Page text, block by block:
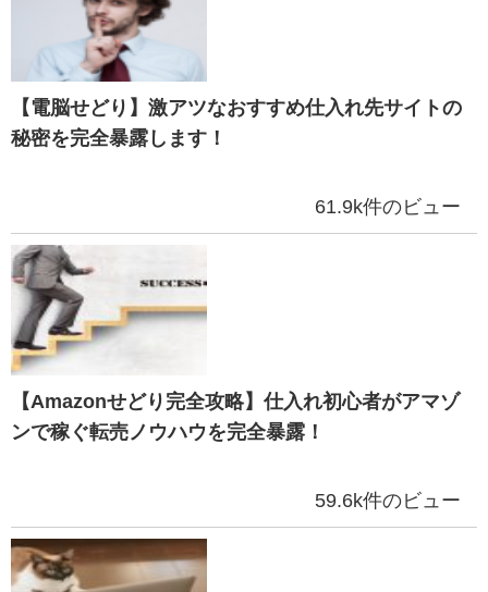
【電脳せどり】激アツなおすすめ仕入れ先サイトの
秘密を完全暴露します！
61.9k件のビュー
【Amazonせどり完全攻略】仕入れ初心者がアマゾ
ンで稼ぐ転売ノウハウを完全暴露！
59.6k件のビュー